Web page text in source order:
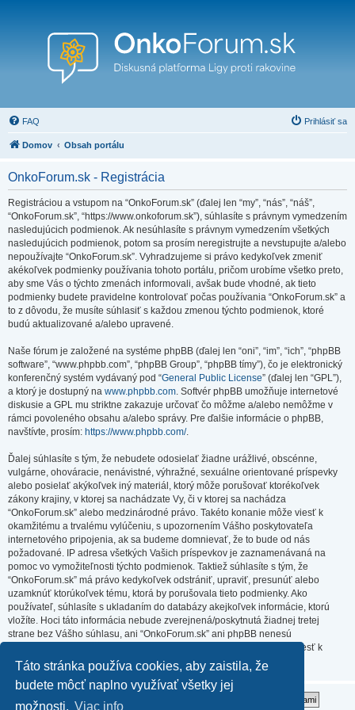
Táto stránka používa cookies, aby zaistila, že
budete môcť naplno využívať všetky jej
možnosti. Viac info
FAQ Prihlásiť sa
Domov Obsah portálu
OnkoForum.sk - Registrácia
Registráciou a vstupom na “OnkoForum.sk” (ďalej len “my”, “nás”, “náš”,
“OnkoForum.sk”, “https://www.onkoforum.sk”), súhlasíte s právnym vymedzením
nasledujúcich podmienok. Ak nesúhlasíte s právnym vymedzením všetkých
nasledujúcich podmienok, potom sa prosím neregistrujte a nevstupujte a/alebo
nepoužívajte “OnkoForum.sk”. Vyhradzujeme si právo kedykoľvek zmeniť
akékoľvek podmienky používania tohoto portálu, pričom urobíme všetko preto,
aby sme Vás o týchto zmenách informovali, avšak bude vhodné, ak tieto
podmienky budete pravidelne kontrolovať počas používania “OnkoForum.sk” a
to z dôvodu, že musíte súhlasiť s každou zmenou týchto podmienok, ktoré
budú aktualizované a/alebo upravené.
Naše fórum je založené na systéme phpBB (ďalej len “oni”, “im”, “ich”, “phpBB
software”, “www.phpbb.com”, “phpBB Group”, “phpBB tímy”), čo je elektronický
konferenčný systém vydávaný pod “General Public License” (ďalej len “GPL”),
a ktorý je dostupný na www.phpbb.com. Softvér phpBB umožňuje internetové
diskusie a GPL mu striktne zakazuje určovať čo môžme a/alebo nemôžme v
rámci povoleného obsahu a/alebo správy. Pre ďalšie informácie o phpBB,
navštívte, prosím: https://www.phpbb.com/.
Ďalej súhlasíte s tým, že nebudete odosielať žiadne urážlivé, obscénne,
vulgárne, ohováracie, nenávistné, výhražné, sexuálne orientované príspevky
alebo posielať akýkoľvek iný materiál, ktorý môže porušovať ktorékoľvek
zákony krajiny, v ktorej sa nachádzate Vy, či v ktorej sa nachádza
“OnkoForum.sk” alebo medzinárodné právo. Takéto konanie môže viesť k
okamžitému a trvalému vylúčeniu, s upozornením Vášho poskytovateľa
internetového pripojenia, ak sa budeme domnievať, že to bude od nás
požadované. IP adresa všetkých Vašich príspevkov je zaznamenávaná na
pomoc vo vymožiteľnosti týchto podmienok. Taktiež súhlasíte s tým, že
“OnkoForum.sk” má právo kedykoľvek odstrániť, upraviť, presunúť alebo
uzamknúť ktorúkoľvek tému, ktorá by porušovala tieto podmienky. Ako
používateľ, súhlasíte s ukladaním do databázy akejkoľvek informácie, ktorú
vložíte. Hoci táto informácia nebude zverejnená/poskytnutá žiadnej tretej
strane bez Vášho súhlasu, ani “OnkoForum.sk” ani phpBB nenesú
zodpovednosť za akýkoľvek pokus o prienik (hacking), ktorý môže viesť k
zneužitiu týchto údajov.